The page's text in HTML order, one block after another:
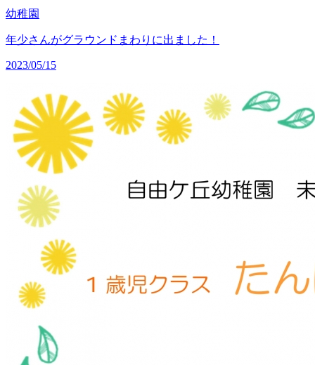
幼稚園
年少さんがグラウンドまわりに出ました！
2023/05/15